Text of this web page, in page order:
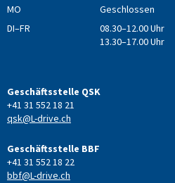
MO
Geschlossen
DI–FR
08.30–12.00 Uhr
13.30–17.00 Uhr
Geschäftsstelle QSK
+41 31 552 18 21
qsk@L-drive.ch
Geschäftsstelle BBF
+41 31 552 18 22
bbf@L-drive.ch